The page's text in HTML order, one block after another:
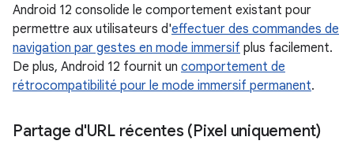
Android 12 consolide le comportement existant pour
permettre aux utilisateurs d'effectuer des commandes de
navigation par gestes en mode immersif plus facilement.
De plus, Android 12 fournit un comportement de
rétrocompatibilité pour le mode immersif permanent.
Partage d'URL récentes (Pixel uniquement)